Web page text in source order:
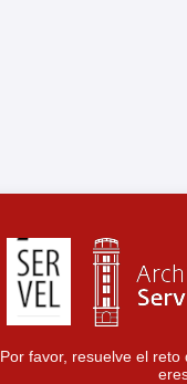
Por favor, resuelve el